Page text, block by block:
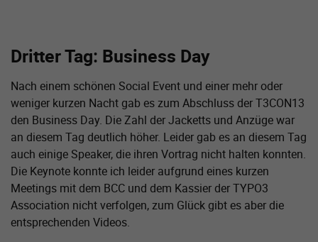
Dritter Tag: Business Day
Nach einem schönen Social Event und einer mehr oder
weniger kurzen Nacht gab es zum Abschluss der T3CON13
den Business Day. Die Zahl der Jacketts und Anzüge war
an diesem Tag deutlich höher. Leider gab es an diesem Tag
auch einige Speaker, die ihren Vortrag nicht halten konnten.
Die Keynote konnte ich leider aufgrund eines kurzen
Meetings mit dem BCC und dem Kassier der TYPO3
Association nicht verfolgen, zum Glück gibt es aber die
entsprechenden Videos.